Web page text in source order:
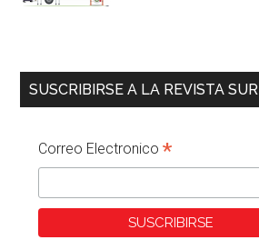
SUSCRIBIRSE A LA REVISTA SUR
Correo Electronico*